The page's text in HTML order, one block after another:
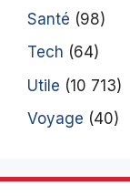
Santé (98)
Tech (64)
Utile (10 713)
Voyage (40)